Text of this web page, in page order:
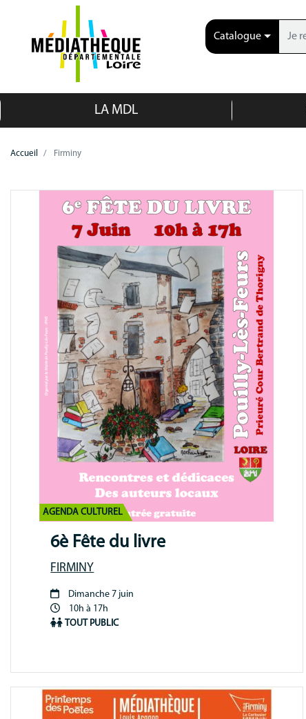
Catalogue
LA MDL
Accueil Firminy
AGENDA CULTUREL
6è Fête du livre
FIRMINY
Période
animation
Dimanche 7 juin
10h à 17h
TOUT PUBLIC